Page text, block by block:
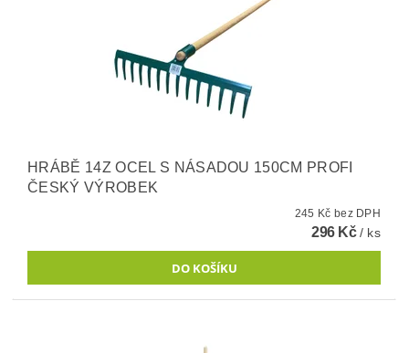
HRÁBĚ 14Z OCEL S NÁSADOU 150CM PROFI
ČESKÝ VÝROBEK
245 Kč bez DPH
296 Kč/ ks